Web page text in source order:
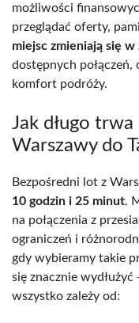
możliwości
przeglądać oferty,
miejsc zmieniają się w
dostępnych połączeń,
komfort podróży.
Jak długo
Warszawy do
Bezpośredni lot z
10 godzin i 25 minut.
na połączenia z
ograniczeń i
gdy wybieramy takie
się znacznie wydłużyć
wszystko zależy od: